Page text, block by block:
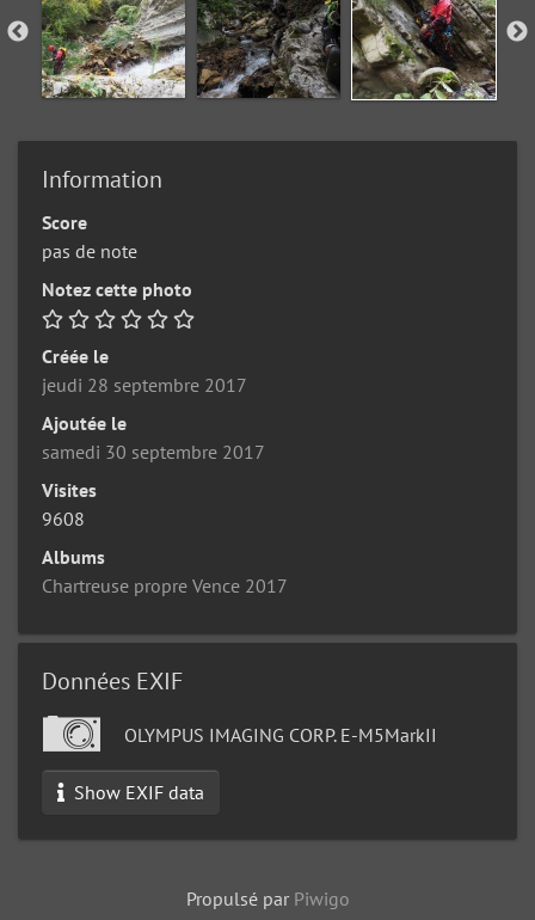
Information
Score
pas de note
Notez cette photo
Créée le
jeudi 28 septembre 2017
Ajoutée le
samedi 30 septembre 2017
Visites
9608
Albums
Chartreuse propre Vence 2017
Données EXIF
OLYMPUS IMAGING CORP. E-M5MarkII
Show EXIF data
Propulsé par Piwigo